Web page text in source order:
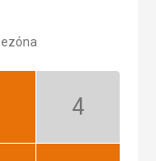
Apríl: